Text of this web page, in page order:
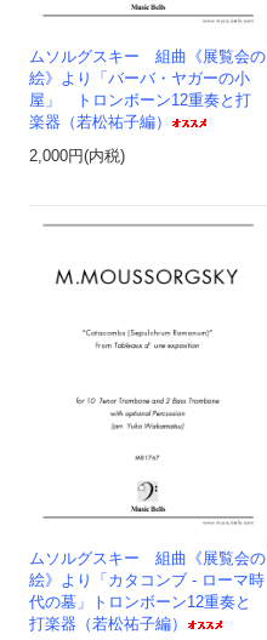
ムソルグスキー 組曲《展覧会の
絵》より「バーバ・ヤガーの小
屋」 トロンボーン12重奏と打
楽器（若松祐子編）
2,000円(内税)
ムソルグスキー 組曲《展覧会の
絵》より「カタコンブ - ローマ時
代の墓」トロンボーン12重奏と
打楽器（若松祐子編）